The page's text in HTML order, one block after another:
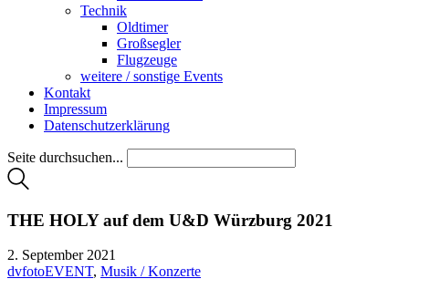
Technik
Oldtimer
Großsegler
Flugzeuge
weitere / sonstige Events
Kontakt
Impressum
Datenschutzerklärung
Seite durchsuchen...
THE HOLY auf dem U&D Würzburg 2021
2. September 2021
dvfotoEVENT, Musik / Konzerte